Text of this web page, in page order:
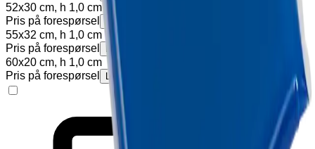
52x30 cm, h 1,0 cm
Pris på forespørsel
Legg til
55x32 cm, h 1,0 cm
Pris på forespørsel
Legg til
60x20 cm, h 1,0 cm
Pris på forespørsel
Legg til